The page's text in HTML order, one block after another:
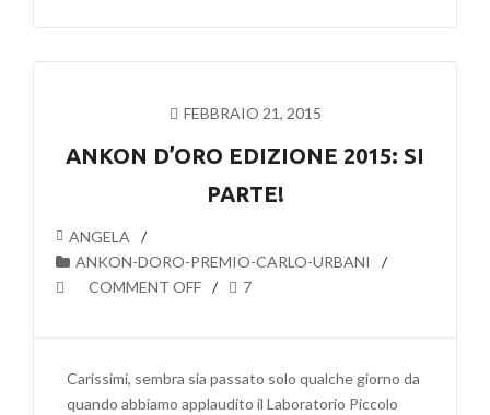
FEBBRAIO 21, 2015
ANKON D’ORO EDIZIONE 2015: SI
PARTE!
ANGELA
ANKON-DORO-PREMIO-CARLO-URBANI
COMMENT OFF
7
Carissimi, sembra sia passato solo qualche giorno da
quando abbiamo applaudito il Laboratorio Piccolo